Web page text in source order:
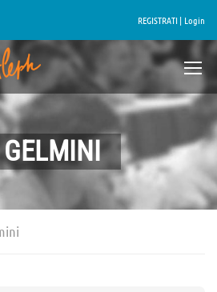
REGISTRATI | Login